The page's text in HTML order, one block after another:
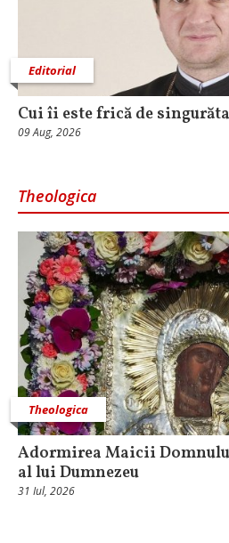
Editorial
Cui îi este frică de
09 Aug, 2026
Theologica
Theologica
Adormirea Maicii
al lui Dumnezeu
31 Iul, 2026